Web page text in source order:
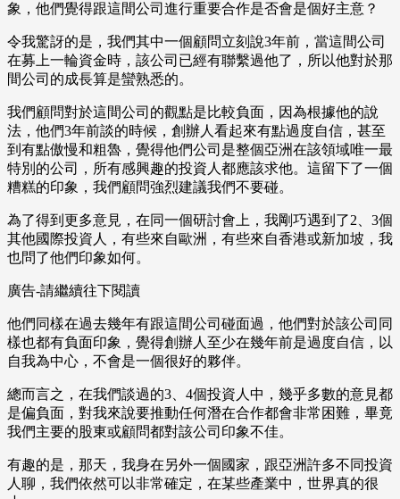
象，他們覺得跟這間公司進行重要合作是否會是個好主意？
令我驚訝的是，我們其中一個顧問立刻說3年前，當這間公司
在募上一輪資金時，該公司已經有聯繫過他了，所以他對於那
間公司的成長算是蠻熟悉的。
我們顧問對於這間公司的觀點是比較負面，因為根據他的說
法，他們3年前談的時候，創辦人看起來有點過度自信，甚至
到有點傲慢和粗魯，覺得他們公司是整個亞洲在該領域唯一最
特別的公司，所有感興趣的投資人都應該求他。這留下了一個
糟糕的印象，我們顧問強烈建議我們不要碰。
為了得到更多意見，在同一個研討會上，我剛巧遇到了2、3個
其他國際投資人，有些來自歐洲，有些來自香港或新加坡，我
也問了他們印象如何。
廣告-請繼續往下閱讀
他們同樣在過去幾年有跟這間公司碰面過，他們對於該公司同
樣也都有負面印象，覺得創辦人至少在幾年前是過度自信，以
自我為中心，不會是一個很好的夥伴。
總而言之，在我們談過的3、4個投資人中，幾乎多數的意見都
是偏負面，對我來說要推動任何潛在合作都會非常困難，畢竟
我們主要的股東或顧問都對該公司印象不佳。
有趣的是，那天，我身在另外一個國家，跟亞洲許多不同投資
人聊，我們依然可以非常確定，在某些產業中，世界真的很